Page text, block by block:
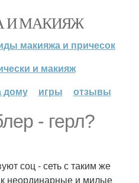
И МАКИЯЖ
макияжа и причесок
и макияж
дому
игры отзывы
- герл?
соц - сеть с таким же
неординарные и милые